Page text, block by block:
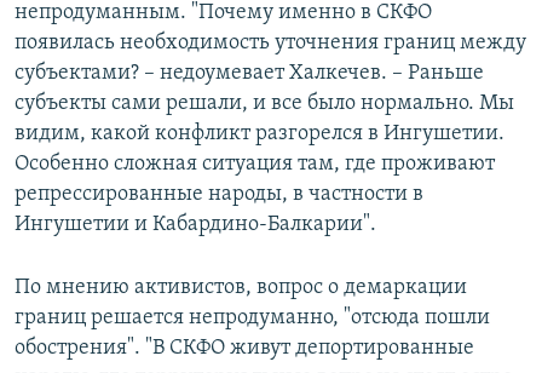
непродуманным. "Почему именно в СКФО
появилась необходимость уточнения границ между
субъектами? – недоумевает Халкечев. – Раньше
субъекты сами решали, и все было нормально. Мы
видим, какой конфликт разгорелся в Ингушетии.
Особенно сложная ситуация там, где проживают
репрессированные народы, в частности в
Ингушетии и Кабардино-Балкарии".
По мнению активистов, вопрос о демаркации
границ решается непродуманно, "отсюда пошли
обострения". "В СКФО живут депортированные